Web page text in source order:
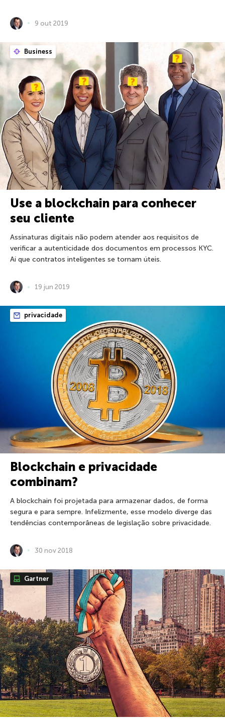
9 out 2019
Business
Use a blockchain para conhecer
seu cliente
Assinaturas digitais não podem atender aos requisitos de
verificar a autenticidade dos documentos em processos KYC.
Aí que contratos inteligentes se tornam úteis.
19 jun 2019
privacidade
Blockchain e privacidade
combinam?
A blockchain foi projetada para armazenar dados, de forma
segura e para sempre. Infelizmente, esse modelo diverge das
tendências contemporâneas de legislação sobre privacidade.
30 nov 2018
Gartner